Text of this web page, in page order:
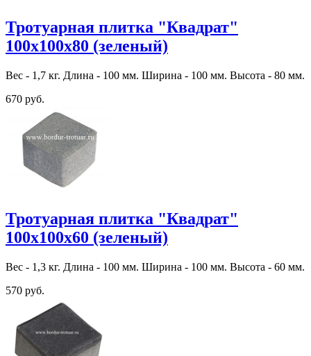
Тротуарная плитка "Квадрат"
100х100х80 (зеленый)
Вес - 1,7 кг. Длина - 100 мм. Ширина - 100 мм. Высота - 80 мм.
670 руб.
Тротуарная плитка "Квадрат"
100х100х60 (зеленый)
Вес - 1,3 кг. Длина - 100 мм. Ширина - 100 мм. Высота - 60 мм.
570 руб.